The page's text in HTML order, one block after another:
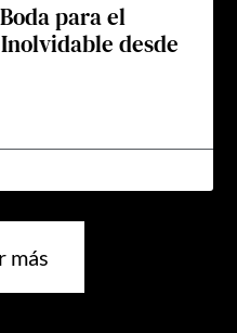
para el
desde
más